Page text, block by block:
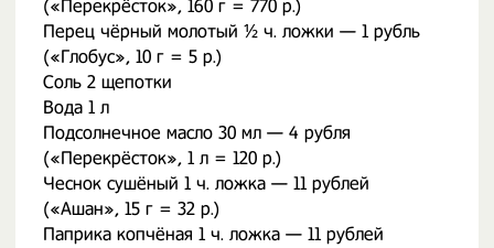
(«Перекрёсток», 160 г = 770 р.)
Перец чёрный молотый ½ ч. ложки — 1 рубль
(«Глобус», 10 г = 5 р.)
Соль 2 щепотки
Вода 1 л
Подсолнечное масло 30 мл — 4 рубля
(«Перекрёсток», 1 л = 120 р.)
Чеснок сушёный 1 ч. ложка — 11 рублей
(«Ашан», 15 г = 32 р.)
Паприка копчёная 1 ч. ложка — 11 рублей